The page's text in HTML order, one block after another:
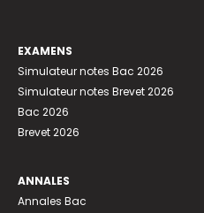
EXAMENS
Simulateur notes Bac 2026
Simulateur notes Brevet 2026
Bac 2026
Brevet 2026
ANNALES
Annales Bac